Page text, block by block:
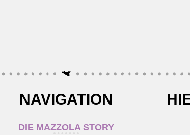
NAVIGATION
DIE MAZZOLA STORY